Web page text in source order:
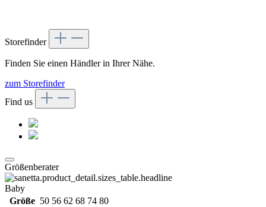
Storefinder
Finden Sie einen Händler in Ihrer Nähe.
zum Storefinder
Find us
Größenberater
Baby
Größe 50 56 62 68 74 80